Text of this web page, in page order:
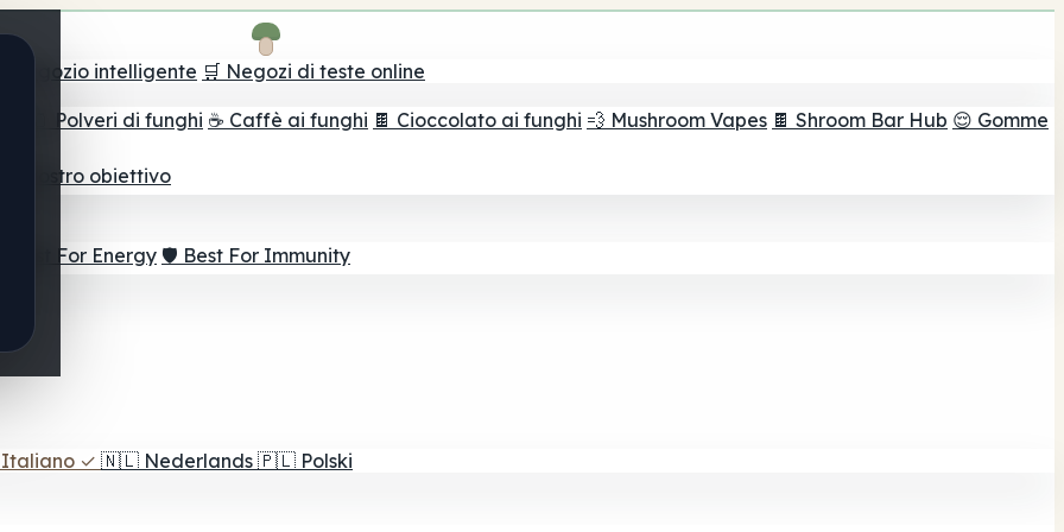
il negozio intelligente 🛒 Negozi di teste online
🫙 Polveri di funghi ☕ Caffè ai funghi 🍫 Cioccolato ai funghi 💨 Mushroom Vapes 🍫 Shroom Bar Hub 😌 Gomme
il vostro obiettivo
⚡ Best For Energy 🛡️ Best For Immunity
Italiano ✓ 🇳🇱 Nederlands 🇵🇱 Polski